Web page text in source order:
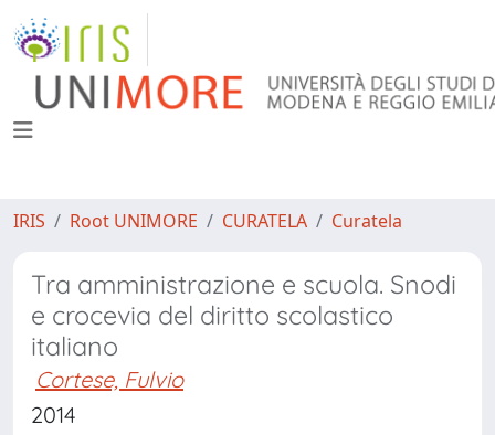
IRIS Root UNIMORE CURATELA Curatela
Tra amministrazione e scuola. Snodi
e crocevia del diritto scolastico
italiano
Cortese, Fulvio
2014